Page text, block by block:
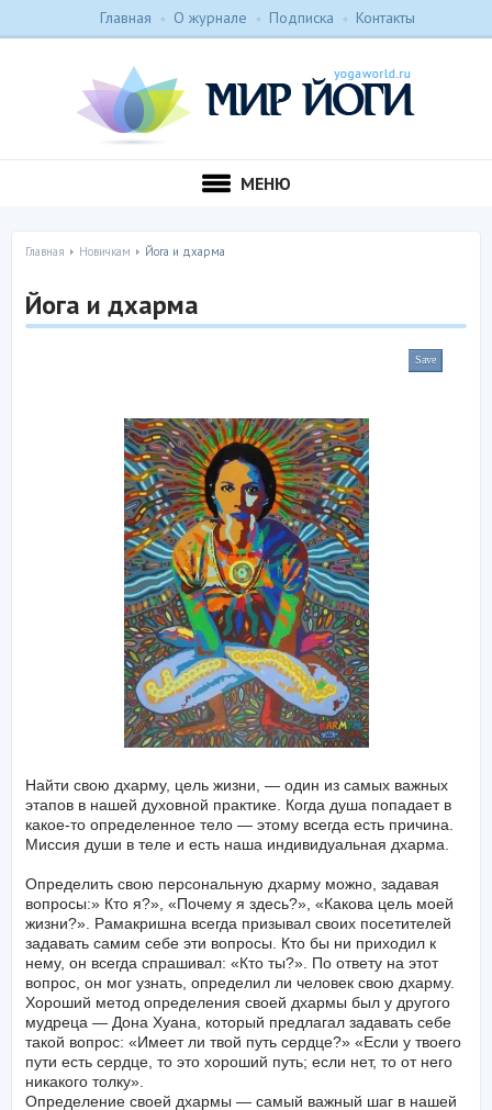
Главная О журнале Подписка Контакты
МЕНЮ
Главная Новичкам Йога и дхарма
Йога и дхарма
Save
Найти свою дхарму, цель жизни, — один из самых важных
этапов в нашей духовной практике. Когда душа попадает в
какое-то определенное тело — этому всегда есть причина.
Миссия души в теле и есть наша индивидуальная дхарма.
Определить свою персональную дхарму можно, задавая
вопросы:» Кто я?», «Почему я здесь?», «Какова цель моей
жизни?». Рамакришна всегда призывал своих посетителей
задавать самим себе эти вопросы. Кто бы ни приходил к
нему, он всегда спрашивал: «Кто ты?». По ответу на этот
вопрос, он мог узнать, определил ли человек свою дхарму.
Хороший метод определения своей дхармы был у другого
мудреца — Дона Хуана, который предлагал задавать себе
такой вопрос: «Имеет ли твой путь сердце?» «Если у твоего
пути есть сердце, то это хороший путь; если нет, то от него
никакого толку».
Определение своей дхармы — самый важный шаг в нашей